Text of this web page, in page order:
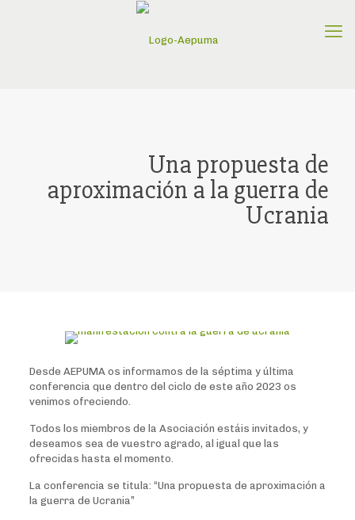
Una propuesta de
aproximación a la guerra de
Ucrania
Desde AEPUMA os informamos de la séptima y última
conferencia que dentro del ciclo de este año 2023 os
venimos ofreciendo.
Todos los miembros de la Asociación estáis invitados, y
deseamos sea de vuestro agrado, al igual que las
ofrecidas hasta el momento.
La conferencia se titula: “Una propuesta de aproximación a
la guerra de Ucrania”